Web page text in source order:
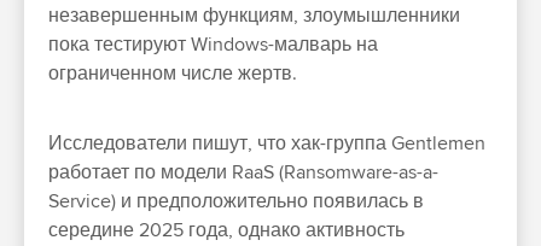
незавершенным функциям, злоумышленники
пока тестируют Windows-малварь на
ограниченном числе жертв.
Исследователи пишут, что хак-группа Gentlemen
работает по модели RaaS (Ransomware-as-a-
Service) и предположительно появилась в
середине 2025 года, однако активность